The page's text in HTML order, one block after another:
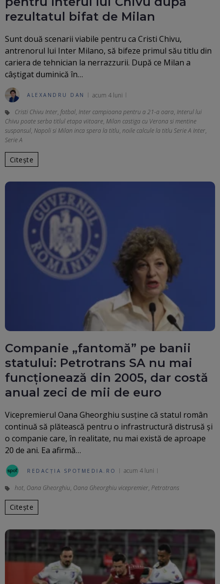
rezultatul bifat de Milan
Sunt două scenarii viabile pentru ca Cristi Chivu,
antrenorul lui Inter Milano, să bifeze primul său titlu din
cariera de tehnician la nerrazzurii. După ce Milan a
câștigat duminică în…
ALEXANDRU DAN acum 4 luni
Cristi Chivu Inter, fotbal, Inter campioana pentru a 21-a oara, Interul lui
Chivu poate serba titlul etapa viitoare, Milan castiga cu Verona si mentine
suspansul, Napoli si Milan inca spera la titlu, noile calcule la titlu Serie A Inter,
Serie A
Citește
Companie „fantomă” pe banii
statului: Petrotrans SA nu mai
funcționează din 2005, dar costă
anual zeci de mii de euro
Vicepremierul Oana Gheorghiu susține că statul român
continuă să plătească pentru o infrastructură distrusă și
o companie care, în realitate, nu mai există de aproape
20 de ani. Ea afirmă…
REDACȚIA SPOTMEDIA.RO acum 4 luni
hot, Oana Gheorghiu, Oana Gheorghiu vicepremier, Petrotrans
Citește